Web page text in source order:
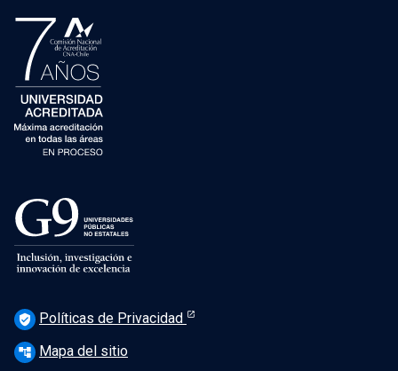
verified_user Políticas de Privacidad
account_tree Mapa del sitio